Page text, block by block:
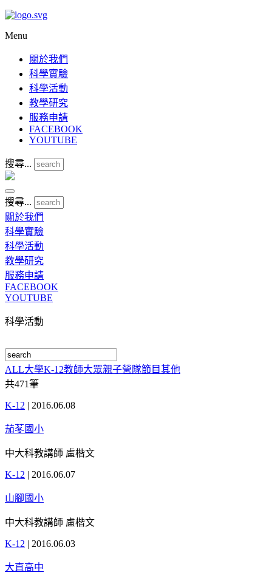
Menu
關於我們
科學實驗
科學活動
教學研究
服務申請
FACEBOOK
YOUTUBE
搜尋...
搜尋...
關於我們
科學實驗
科學活動
教學研究
服務申請
FACEBOOK
YOUTUBE
科學活動
ALL大學K-12教師大眾親子營隊節目其他
共471筆
K-12 | 2016.06.08
茄苳國小
中大科教講師 盧楷文
K-12 | 2016.06.07
山腳國小
中大科教講師 盧楷文
K-12 | 2016.06.03
大直高中